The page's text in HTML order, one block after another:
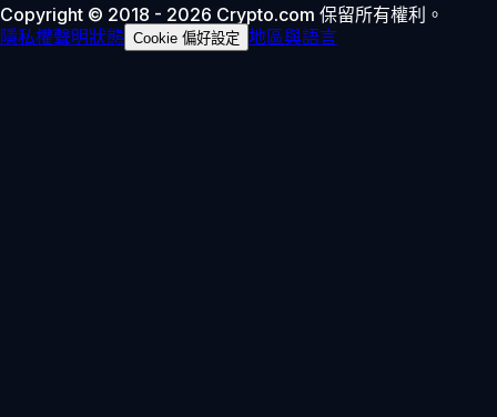
Copyright © 2018 - 2026 Crypto.com 保留所有權利。
隱私權聲明狀態 Cookie 偏好設定 地區與語言